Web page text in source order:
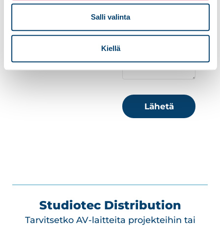
Salli valinta
Kiellä
Lähetä
Studiotec Distribution
Tarvitsetko AV-laitteita projekteihin tai